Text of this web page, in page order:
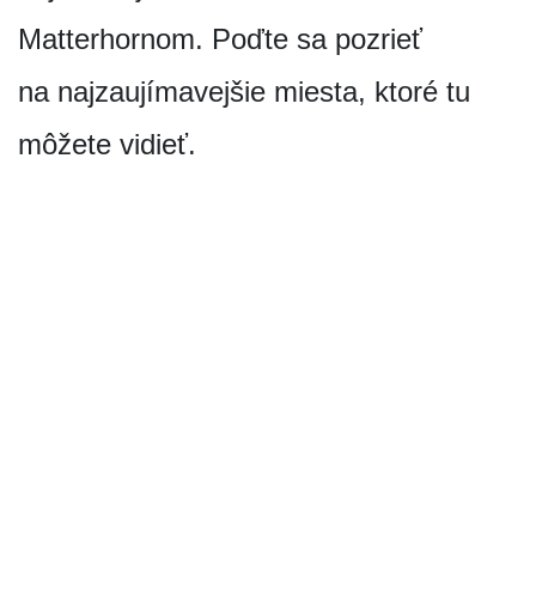
Matterhornom. Poďte sa pozrieť
na najzaujímavejšie miesta, ktoré tu
môžete vidieť.